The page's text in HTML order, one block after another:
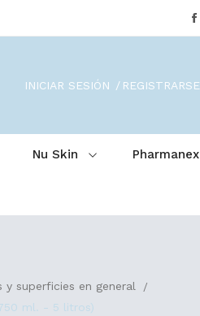
INICIAR SESIÓN REGISTRARSE
Nu Skin Pharmanex
superficies en general
(750 ml. - 5 litros)